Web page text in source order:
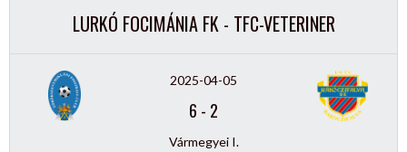
LURKÓ FOCIMÁNIA FK - TFC-VETERINER
2025-04-05
6 - 2
Vármegyei I.